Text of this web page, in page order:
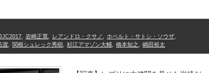
岩崎正寛 レアンドロ・クサノ ホベルト・サトシ・ソウザ
渡 関根シュレック秀樹 杉江アマゾン大輔 橋本知之 嶋田裕太